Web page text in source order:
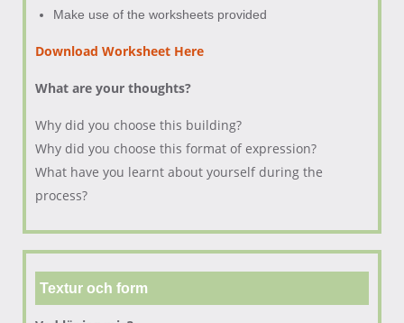
Make use of the worksheets provided
Download Worksheet Here
What are your thoughts?
Why did you choose this building?
Why did you choose this format of expression?
What have you learnt about yourself during the
process?
Textur och form